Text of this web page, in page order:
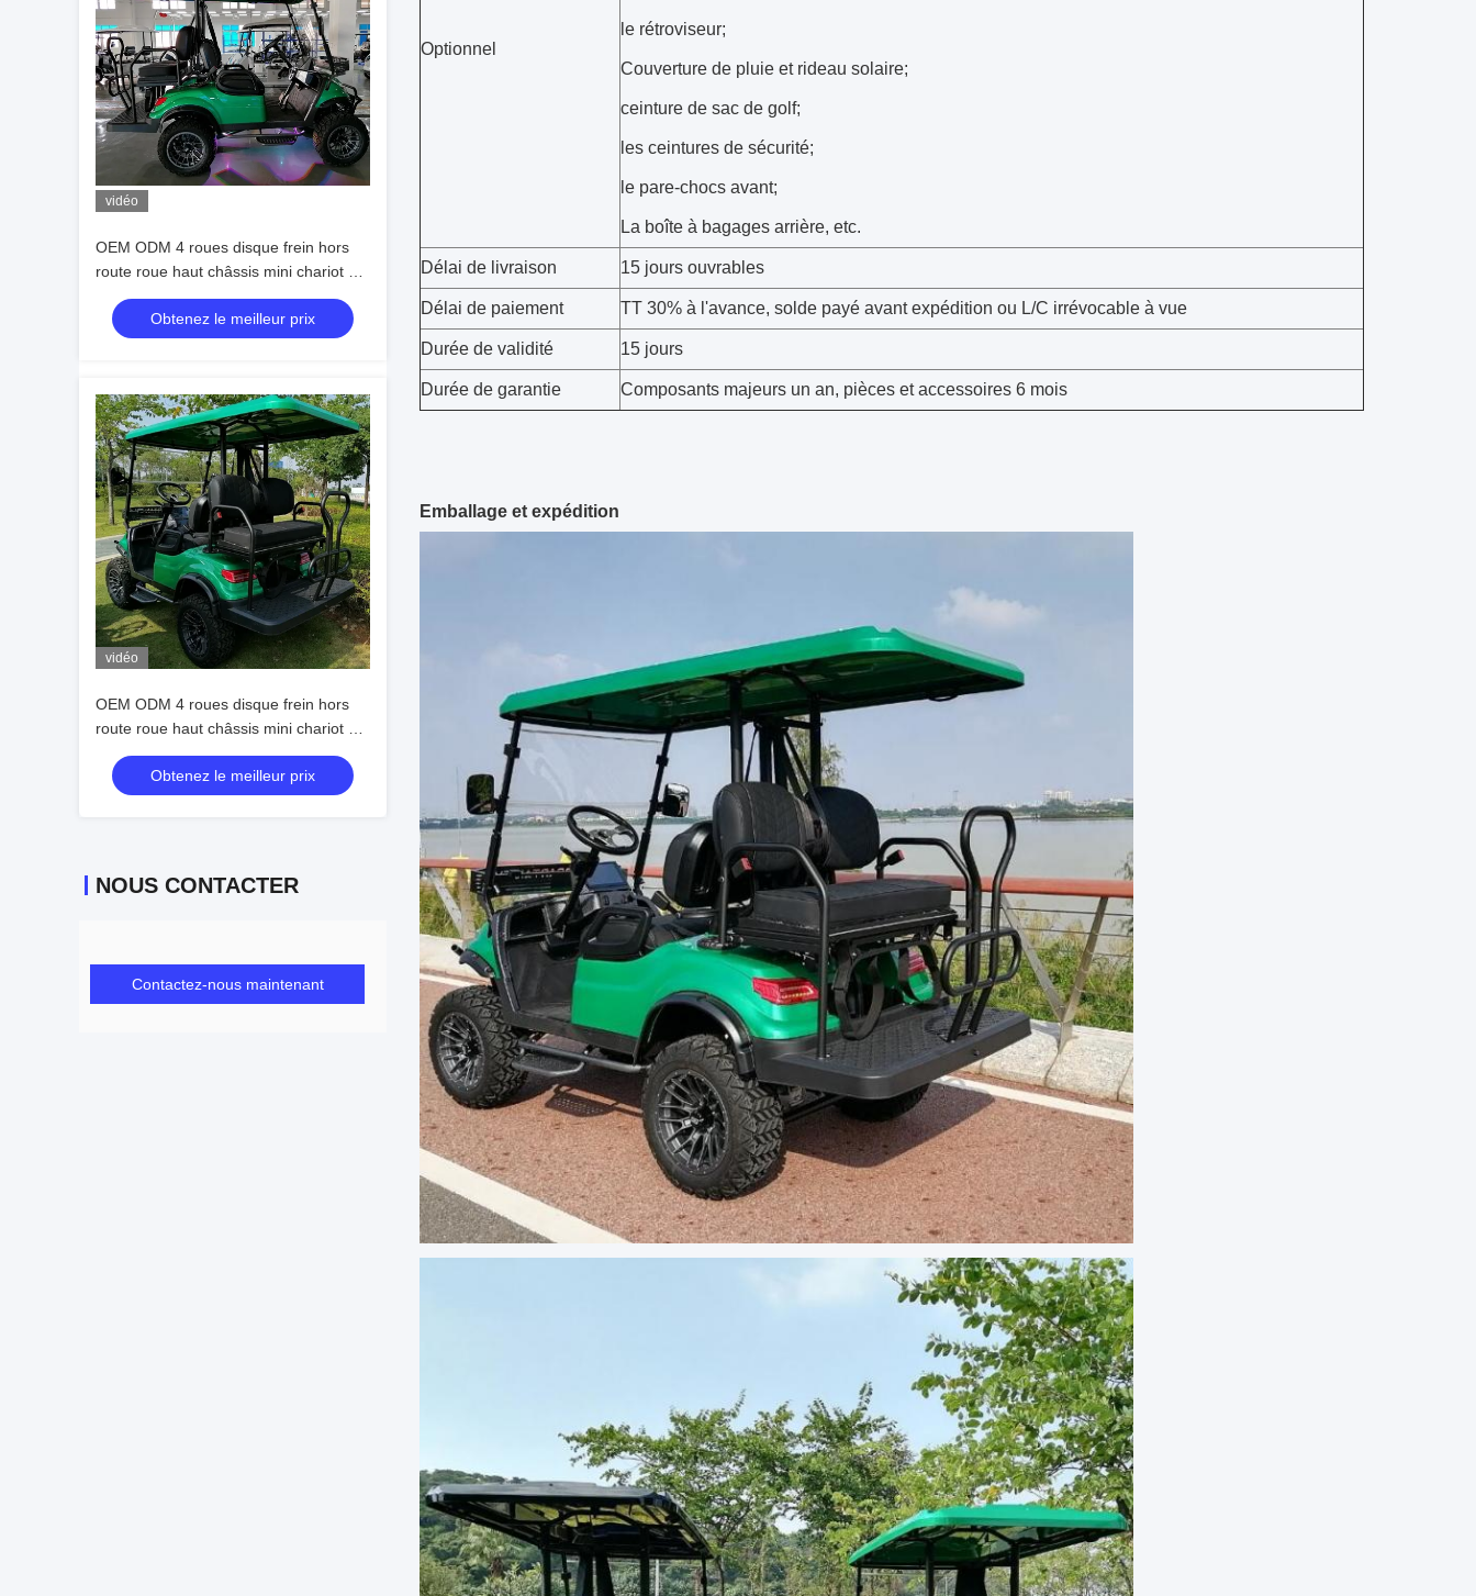
vidéo
OEM ODM 4 roues disque frein hors
route roue haut châssis mini chariot de
golf électrique 10 pouces IP66
affichage 4 places chariot de golf
Obtenez le meilleur prix
vidéo
OEM ODM 4 roues disque frein hors
route roue haut châssis mini chariot de
golf électrique 10 pouces IP66
affichage 4 places chariot de golf
Obtenez le meilleur prix
NOUS CONTACTER
Contactez-nous maintenant
Optionnel
le rétroviseur;
Couverture de pluie et rideau solaire;
ceinture de sac de golf;
les ceintures de sécurité;
le pare-chocs avant;
La boîte à bagages arrière, etc.
Délai de livraison 15 jours ouvrables
Délai de paiement TT 30% à l'avance, solde payé avant expédition ou L/C irrévocable à vue
Durée de validité 15 jours
Durée de garantie Composants majeurs un an, pièces et accessoires 6 mois
Emballage et expédition